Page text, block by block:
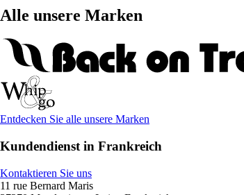
Alle unsere Marken
Entdecken Sie alle unsere Marken
Kundendienst in Frankreich
Kontaktieren Sie uns
11 rue Bernard Maris